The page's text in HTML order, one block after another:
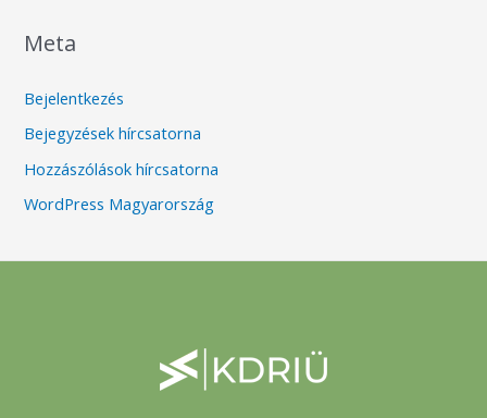
Meta
Bejelentkezés
Bejegyzések hírcsatorna
Hozzászólások hírcsatorna
WordPress Magyarország